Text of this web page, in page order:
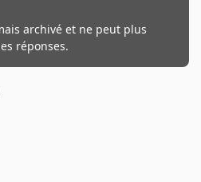
archivé et ne peut plus
réponses.